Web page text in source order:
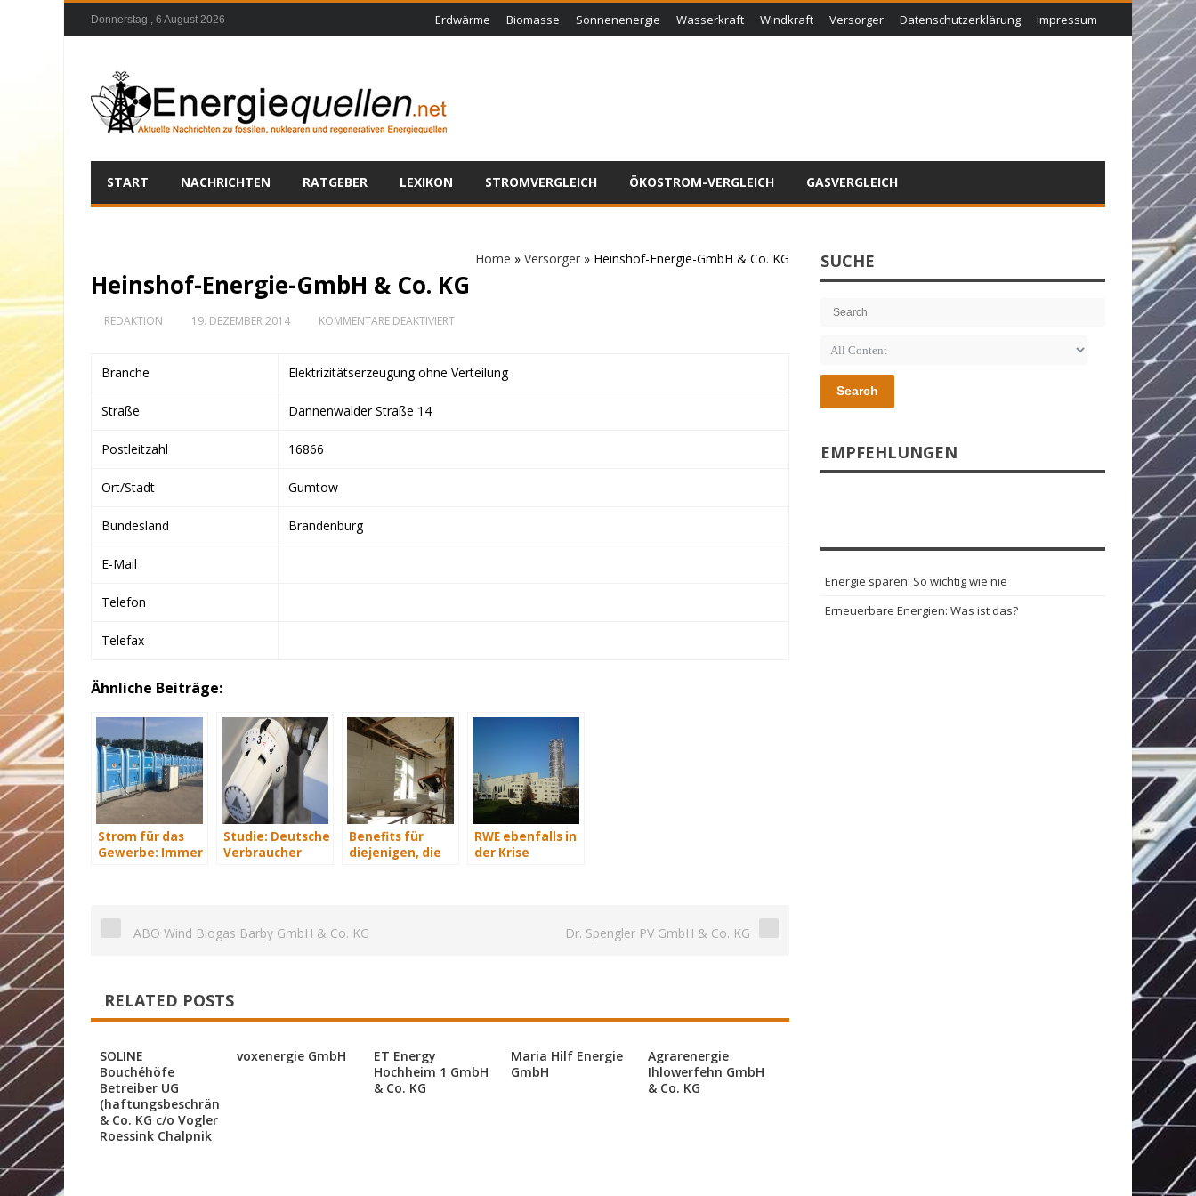
Donnerstag , 6 August 2026 Erdwärme Biomasse Sonnenenergie Wasserkraft Windkraft Versorger Datenschutzerklärung Impressum
START NACHRICHTEN RATGEBER LEXIKON STROMVERGLEICH ÖKOSTROM-VERGLEICH GASVERGLEICH
Home » Versorger » Heinshof-Energie-GmbH & Co. KG
Heinshof-Energie-GmbH & Co. KG
REDAKTION 19. DEZEMBER 2014 KOMMENTARE DEAKTIVIERTFÜR
&
Branche Elektrizitätserzeugung ohne Verteilung
Straße Dannenwalder Straße 14
Postleitzahl 16866
Ort/Stadt Gumtow
Bundesland Brandenburg
E-Mail
Telefon
Telefax
Ähnliche Beiträge:
Strom für das
Gewerbe: Immer
Studie: Deutsche
Verbraucher
Benefits für
diejenigen, die
RWE ebenfalls in
der Krise
ABO Wind Biogas Barby GmbH & Co. KG Dr. Spengler PV GmbH & Co. KG
RELATED POSTS
SOLINE
Bouchéhöfe
Betreiber UG
(haftungsbeschränkt)
& Co. KG c/o Vogler
Roessink Chalpnik
voxenergie GmbH
ET Energy
Hochheim 1 GmbH
& Co. KG
Maria Hilf Energie
GmbH
Agrarenergie
Ihlowerfehn GmbH
& Co. KG
SUCHE
Search
EMPFEHLUNGEN
Energie sparen: So wichtig wie nie
Erneuerbare Energien: Was ist das?